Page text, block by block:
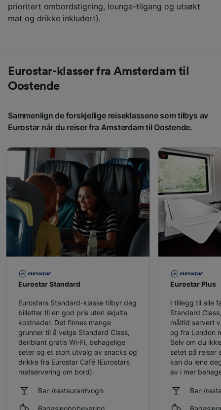
prioritert ombordstigning, lounge-tilgang og utsøkt
mat og drikke inkludert).
Eurostar-klasser fra Amsterdam til
Oostende
Sammenlign de forskjellige reiseklassene som tilbys av
Eurostar når du reiser fra Amsterdam til Oostende.
Eurostar Standard
Eurostars Standard-klasse tilbyr deg
billetter til en god pris uten skjulte
kostnader. Det finnes mange
grunner til å velge Standard Class,
deriblant gratis Wi-Fi, behagelige
seter og et stort utvalg av snacks og
drikke fra Eurostar Café (Eurostars
matservering om bord).
Bar-/restaurantvogn
Bagasjeoppbevaring
Eurostar Plus
I tillegg til alle
Standard
måltid servert
og fra London
Selv om du
setet på reiser
kan du lene
av i mer
Bar-/